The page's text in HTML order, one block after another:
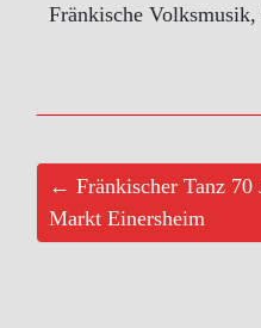
Fränkische
← Fränkischer Tanz 70
Markt Einersheim